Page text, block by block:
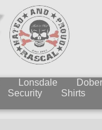
Lonsdale
Security Shirts